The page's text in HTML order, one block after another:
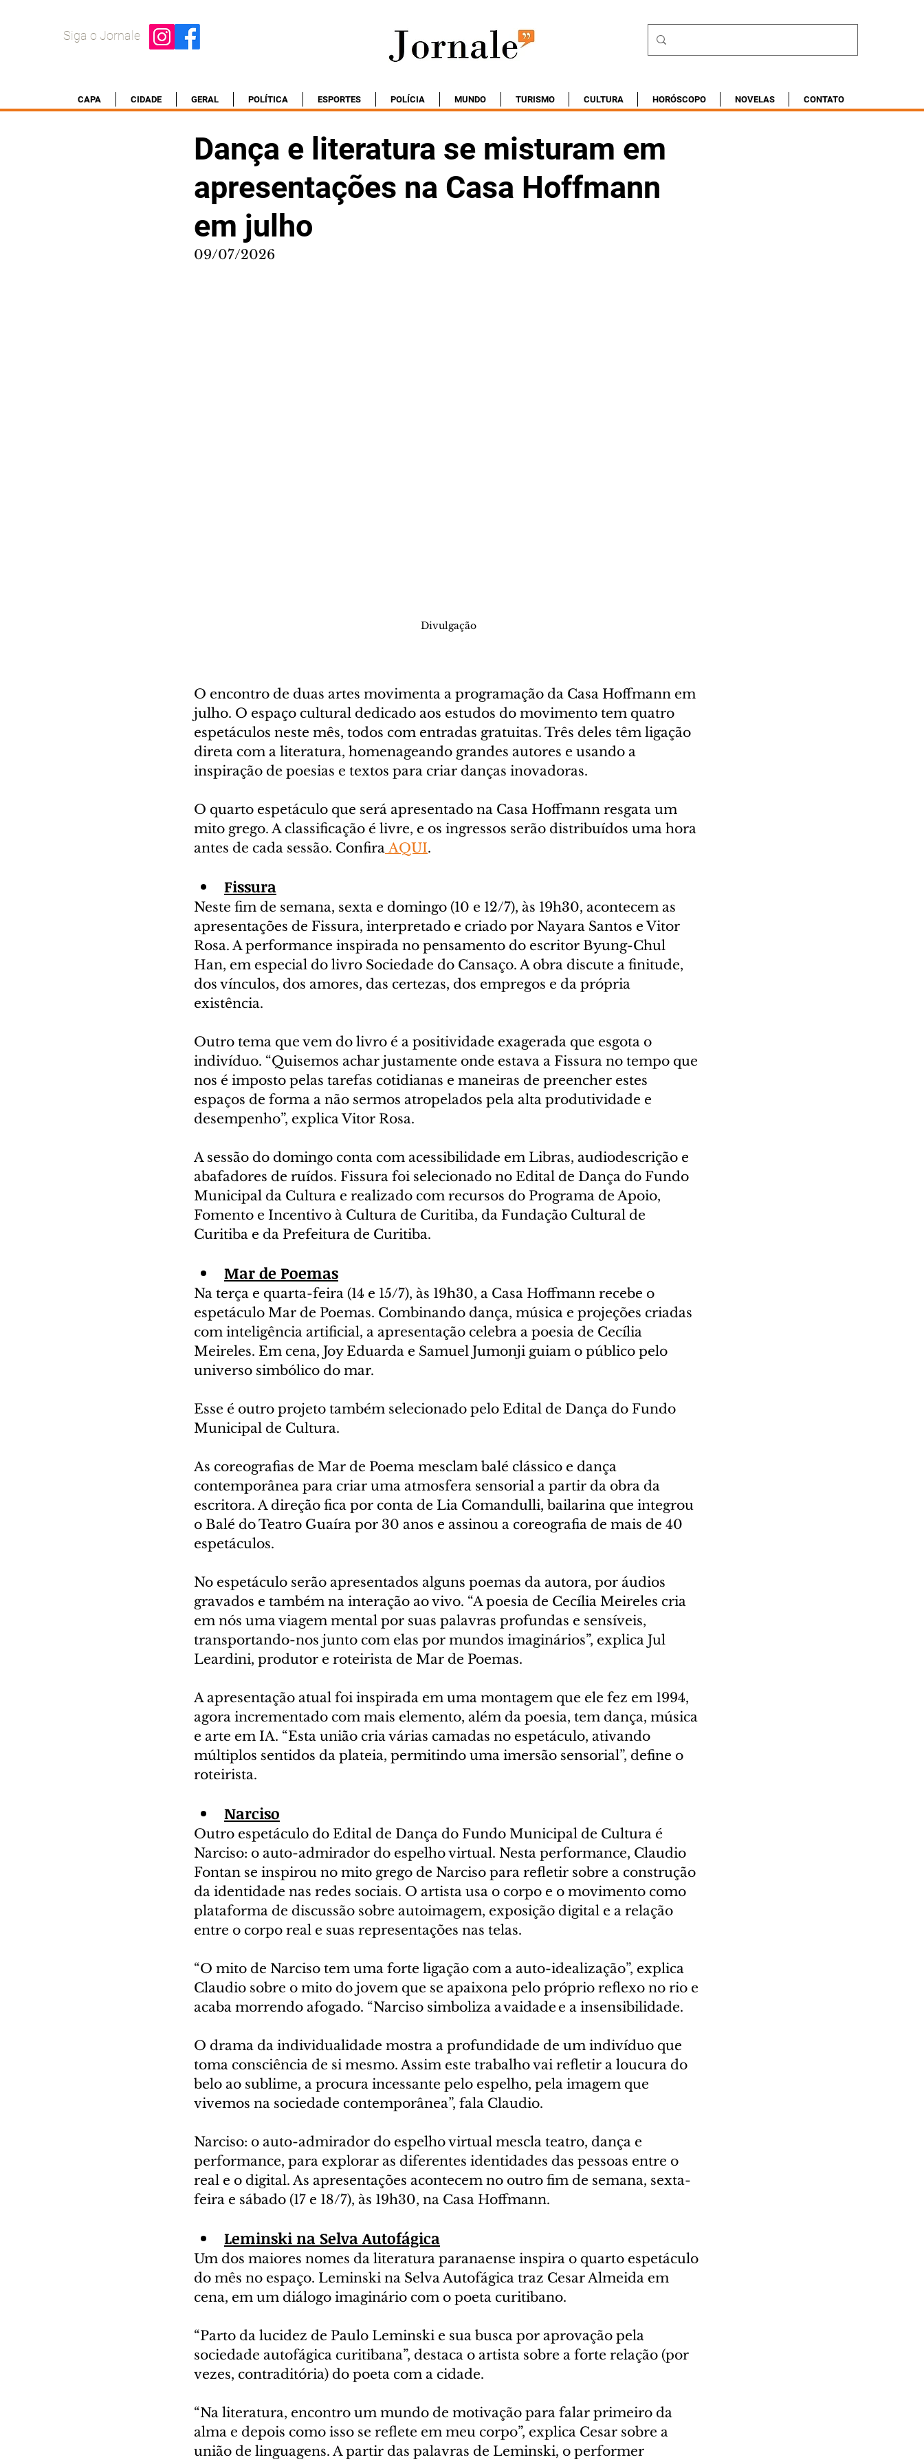
Siga o Jornale
CAPA CIDADE GERAL POLÍTICA ESPORTES POLÍCIA MUNDO TURISMO CULTURA HORÓSCOPO NOVELAS CONTATO
Dança e literatura se misturam em
apresentações na Casa Hoffmann
em julho
09/07/2026
Divulgação
O encontro de duas artes movimenta a programação da Casa Hoffmann em
julho. O espaço cultural dedicado aos estudos do movimento tem quatro
espetáculos neste mês, todos com entradas gratuitas. Três deles têm ligação
direta com a literatura, homenageando grandes autores e usando a
inspiração de poesias e textos para criar danças inovadoras.
O quarto espetáculo que será apresentado na Casa Hoffmann resgata um
mito grego. A classificação é livre, e os ingressos serão distribuídos uma hora
antes de cada sessão. Confira AQUI.
Fissura
Neste fim de semana, sexta e domingo (10 e 12/7), às 19h30, acontecem as
apresentações de Fissura, interpretado e criado por Nayara Santos e Vitor
Rosa. A performance inspirada no pensamento do escritor Byung-Chul
Han, em especial do livro Sociedade do Cansaço. A obra discute a finitude,
dos vínculos, dos amores, das certezas, dos empregos e da própria
existência.
Outro tema que vem do livro é a positividade exagerada que esgota o
indivíduo. “Quisemos achar justamente onde estava a Fissura no tempo que
nos é imposto pelas tarefas cotidianas e maneiras de preencher estes
espaços de forma a não sermos atropelados pela alta produtividade e
desempenho”, explica Vitor Rosa.
A sessão do domingo conta com acessibilidade em Libras, audiodescrição e
abafadores de ruídos. Fissura foi selecionado no Edital de Dança do Fundo
Municipal da Cultura e realizado com recursos do Programa de Apoio,
Fomento e Incentivo à Cultura de Curitiba, da Fundação Cultural de
Curitiba e da Prefeitura de Curitiba.
Mar de Poemas
Na terça e quarta-feira (14 e 15/7), às 19h30, a Casa Hoffmann recebe o
espetáculo Mar de Poemas. Combinando dança, música e projeções criadas
com inteligência artificial, a apresentação celebra a poesia de Cecília
Meireles. Em cena, Joy Eduarda e Samuel Jumonji guiam o público pelo
universo simbólico do mar.
Esse é outro projeto também selecionado pelo Edital de Dança do Fundo
Municipal de Cultura.
As coreografias de Mar de Poema mesclam balé clássico e dança
contemporânea para criar uma atmosfera sensorial a partir da obra da
escritora. A direção fica por conta de Lia Comandulli, bailarina que integrou
o Balé do Teatro Guaíra por 30 anos e assinou a coreografia de mais de 40
espetáculos.
No espetáculo serão apresentados alguns poemas da autora, por áudios
gravados e também na interação ao vivo. “A poesia de Cecília Meireles cria
em nós uma viagem mental por suas palavras profundas e sensíveis,
transportando-nos junto com elas por mundos imaginários”, explica Jul
Leardini, produtor e roteirista de Mar de Poemas.
A apresentação atual foi inspirada em uma montagem que ele fez em 1994,
agora incrementado com mais elemento, além da poesia, tem dança, música
e arte em IA. “Esta união cria várias camadas no espetáculo, ativando
múltiplos sentidos da plateia, permitindo uma imersão sensorial”, define o
roteirista.
Narciso
Outro espetáculo do Edital de Dança do Fundo Municipal de Cultura é
Narciso: o auto-admirador do espelho virtual. Nesta performance, Claudio
Fontan se inspirou no mito grego de Narciso para refletir sobre a construção
da identidade nas redes sociais. O artista usa o corpo e o movimento como
plataforma de discussão sobre autoimagem, exposição digital e a relação
entre o corpo real e suas representações nas telas.
“O mito de Narciso tem uma forte ligação com a auto-idealização”, explica
Claudio sobre o mito do jovem que se apaixona pelo próprio reflexo no rio e
acaba morrendo afogado. “Narciso simboliza a vaidade e a insensibilidade.
O drama da individualidade mostra a profundidade de um indivíduo que
toma consciência de si mesmo. Assim este trabalho vai refletir a loucura do
belo ao sublime, a procura incessante pelo espelho, pela imagem que
vivemos na sociedade contemporânea”, fala Claudio.
Narciso: o auto-admirador do espelho virtual mescla teatro, dança e
performance, para explorar as diferentes identidades das pessoas entre o
real e o digital. As apresentações acontecem no outro fim de semana, sexta-
feira e sábado (17 e 18/7), às 19h30, na Casa Hoffmann.
Leminski na Selva Autofágica
Um dos maiores nomes da literatura paranaense inspira o quarto espetáculo
do mês no espaço. Leminski na Selva Autofágica traz Cesar Almeida em
cena, em um diálogo imaginário com o poeta curitibano.
“Parto da lucidez de Paulo Leminski e sua busca por aprovação pela
sociedade autofágica curitibana”, destaca o artista sobre a forte relação (por
vezes, contraditória) do poeta com a cidade.
“Na literatura, encontro um mundo de motivação para falar primeiro da
alma e depois como isso se reflete em meu corpo”, explica Cesar sobre a
união de linguagens. A partir das palavras de Leminski, o performer